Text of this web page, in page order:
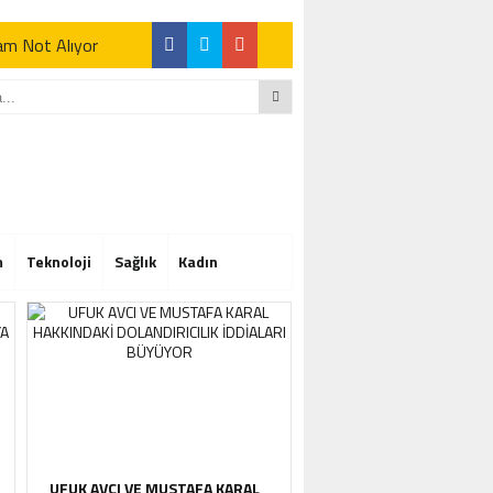
Not Alıyor
Not Alıyor
Teknoloji Sağlık Kadın
UFUK AVCI VE MUSTAFA KARAL